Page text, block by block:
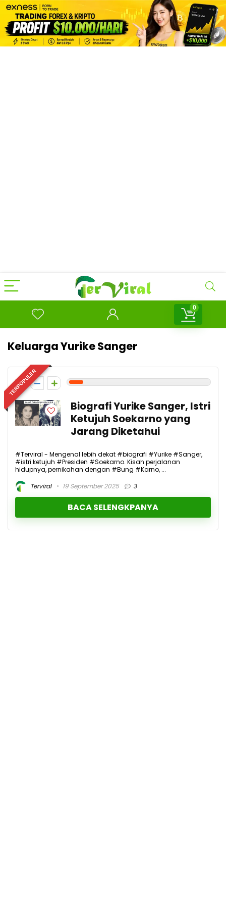
0
Keluarga Yurike Sanger
TERPOPULER
1
Biografi Yurike Sanger, Istri
Ketujuh Soekarno yang
Jarang Diketahui
#Terviral - Mengenal lebih dekat #biografi #Yurike #Sanger,
#istri ketujuh #Presiden #Soekarno. Kisah perjalanan
hidupnya, pernikahan dengan #Bung #Karno, ...
Terviral
19 September 2025 3
BACA SELENGKPANYA